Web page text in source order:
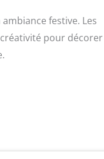
festive. Les
pour décorer